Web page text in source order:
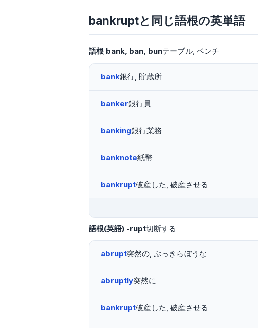
bankruptと同じ語根の英単語
語根 bank ban bunテーブル ベンチ
bank銀行, 貯蔵所
banker銀行員
banking銀行業務
banknote紙幣
bankrupt破産した, 破産させる
語根(英語) -rupt切断する
abrupt突然の, ぶっきらぼうな
abruptly突然に
bankrupt破産した, 破産させる